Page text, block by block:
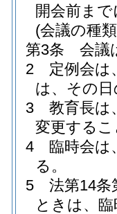
開会前ま
(会議の種
第3条
会議
2
定例会は
は、その
3
教育長は
変更する
4
臨時会は
る。
5
法第14
ときは、